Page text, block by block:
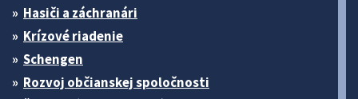
Hasiči a záchranári
Krízové riadenie
Schengen
Rozvoj občianskej spoločnosti